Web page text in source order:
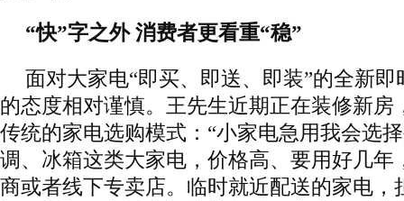
“快”字之外 消费者更看重“稳”
面对大家电“即买、即送、即装”的全新
的态度相对谨慎。王先生近期正在装修新房
传统的家电选购模式：“小家电急用我会选
调、冰箱这类大家电，价格高、要用好几年
商或者线下专卖店。临时就近配送的家电，